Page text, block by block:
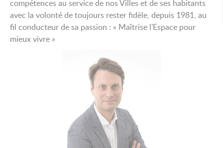
compétences au service de nos Villes et de ses habitants
avec la volonté de toujours rester fidèle, depuis 1981, au
fil conducteur de sa passion : « Maîtrise l’Espace pour
mieux vivre »